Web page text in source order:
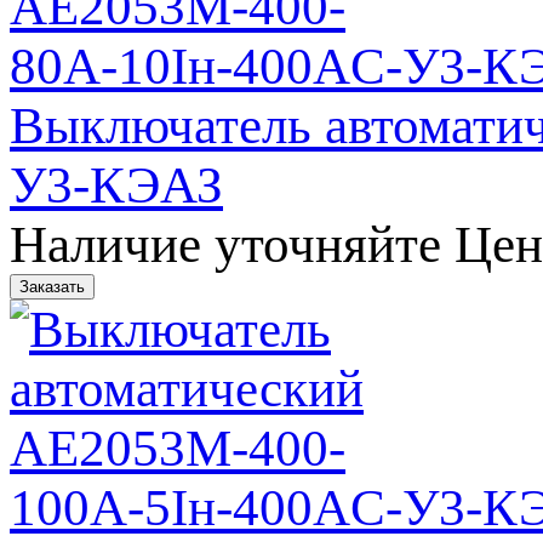
Выключатель
У3-КЭАЗ
Наличие уточняйте